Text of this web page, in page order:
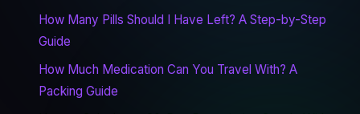
How Many Pills Should I Have Left? A Step-by-Step
Guide
How Much Medication Can You Travel With? A
Packing Guide